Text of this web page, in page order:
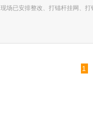
场已安排整改、打锚杆挂网、
1